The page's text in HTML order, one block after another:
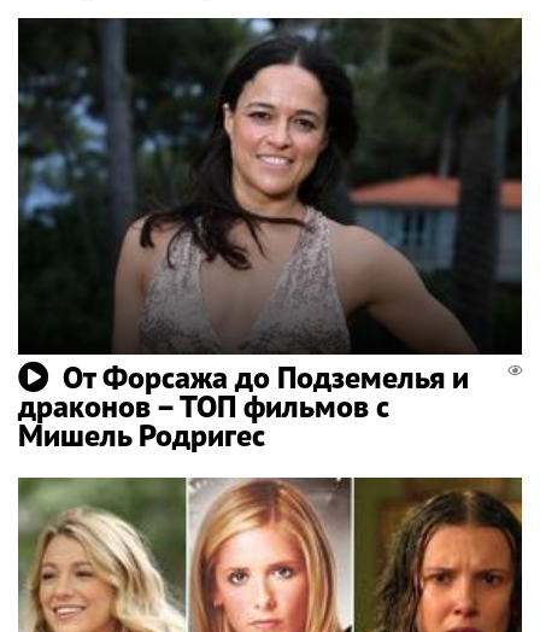
От Форсажа до Подземелья и
драконов – ТОП фильмов с
Мишель Родригес